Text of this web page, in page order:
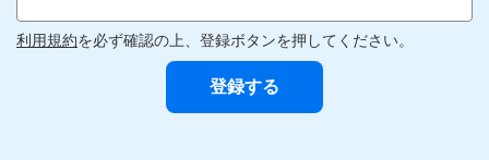
利用規約を必ず確認の上、登録ボタンを押してください。